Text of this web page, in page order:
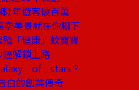
1年遊客破百萬
美景就在你腳下
「健康」蚊寶寶
解鎖上路
of stars？
白的創業傳奇